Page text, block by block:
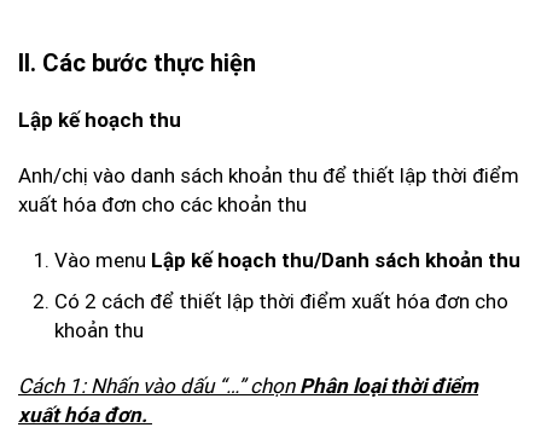
II. Các bước thực hiện
Lập kế hoạch thu
Anh/chị vào danh sách khoản thu để thiết lập thời điểm
xuất hóa đơn cho các khoản thu
Vào menu Lập kế hoạch thu/Danh sách khoản thu
Có 2 cách để thiết lập thời điểm xuất hóa đơn cho
khoản thu
Cách 1: Nhấn vào dấu “…” chọn Phân loại thời điểm
xuất hóa đơn.